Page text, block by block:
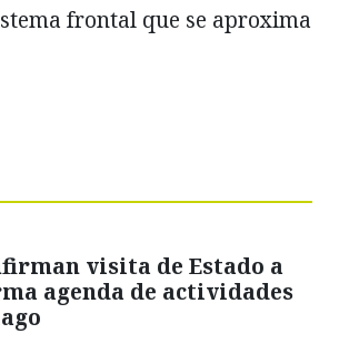
frontal que se aproxima
visita de Estado a
agenda de actividades